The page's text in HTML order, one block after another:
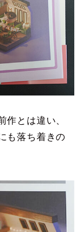
作とは違い、
も落ち着きの